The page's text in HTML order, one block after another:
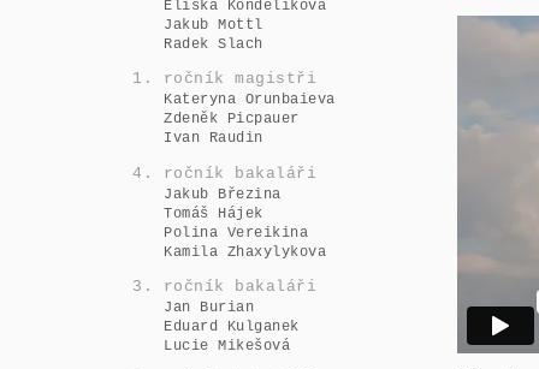
Eliška Kondelíková
Jakub Mottl
Radek Slach
1. ročník magistři
Kateryna Orunbaieva
Zdeněk Picpauer
Ivan Raudin
4. ročník bakaláři
Jakub Březina
Tomáš Hájek
Polina Vereikina
Kamila Zhaxylykova
3. ročník bakaláři
Jan Burian
Eduard Kulganek
Lucie Mikešová